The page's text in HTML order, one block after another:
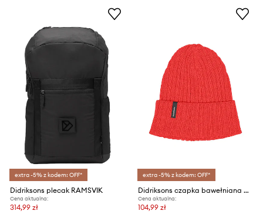
extra -5% z kodem: OFF*
Didriksons plecak RAMSVIK
Cena aktualna:
314,99 zł
extra -5% z kodem: OFF*
Didriksons czapka bawełniana DELMAR
Cena aktualna:
104,99 zł